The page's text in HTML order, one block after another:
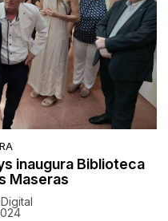
inaugura Biblioteca
Maseras